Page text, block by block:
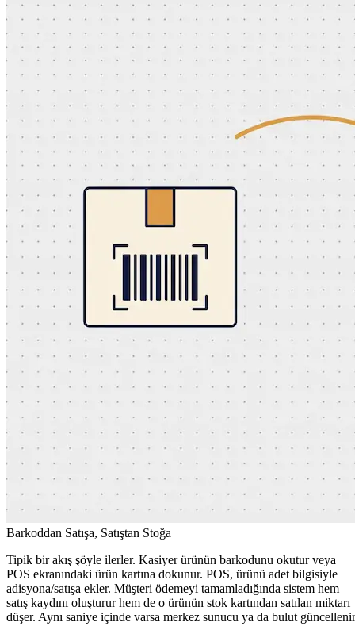
Barkoddan Satışa, Satıştan Stoğa
Tipik bir akış şöyle ilerler. Kasiyer ürünün barkodunu okutur veya
POS ekranındaki ürün kartına dokunur. POS, ürünü adet bilgisiyle
adisyona/satışa ekler. Müşteri ödemeyi tamamladığında sistem hem
satış kaydını oluşturur hem de o ürünün stok kartından satılan miktarı
düşer. Aynı saniye içinde varsa merkez sunucu ya da bulut